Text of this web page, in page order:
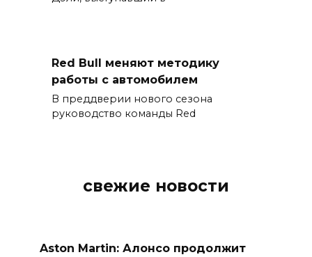
Red Bull меняют методику
работы с автомобилем
В преддверии нового сезона
руководство команды Red
свежие новости
Aston Martin: Алонсо продолжит